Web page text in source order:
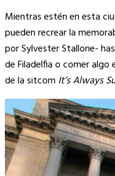
Mientras estén en esta
pueden recrear la
por Sylvester Stallone-
de Filadelfia o comer algo
de la sitcom It’s Always